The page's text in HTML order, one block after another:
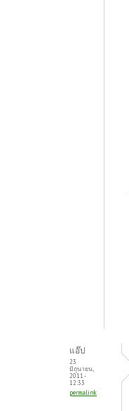
แอ๊ป
23
มิถุนายน,
2011 -
12:33
permalink